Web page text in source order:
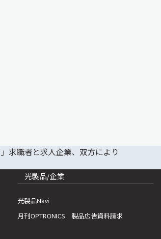
光製品/企業
光製品Navi
月刊OPTRONICS 製品広告資料請求